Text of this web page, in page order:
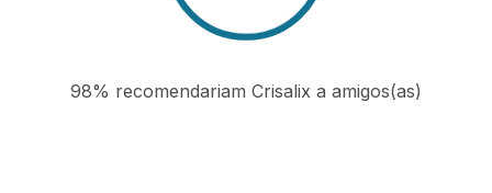
98% recomendariam Crisalix a amigos(as)